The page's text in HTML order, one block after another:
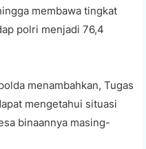
membawa tingkat
polri menjadi 76,4
menambahkan, Tugas
mengetahui situasi
binaannya masing-